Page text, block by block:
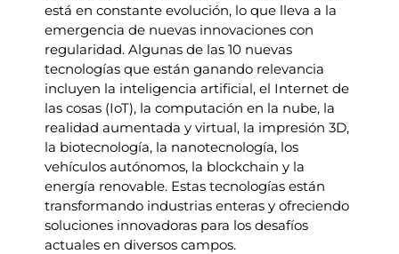
está en constante evolución, lo que lleva a la
emergencia de nuevas innovaciones con
regularidad. Algunas de las 10 nuevas
tecnologías que están ganando relevancia
incluyen la inteligencia artificial, el Internet de
las cosas (IoT), la computación en la nube, la
realidad aumentada y virtual, la impresión 3D,
la biotecnología, la nanotecnología, los
vehículos autónomos, la blockchain y la
energía renovable. Estas tecnologías están
transformando industrias enteras y ofreciendo
soluciones innovadoras para los desafíos
actuales en diversos campos.